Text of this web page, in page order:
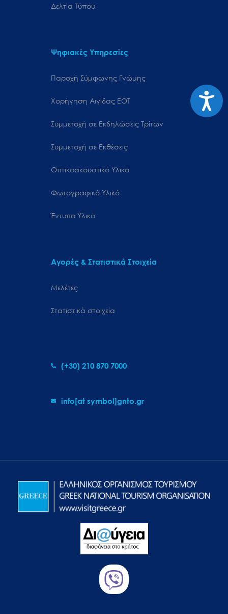
Δελτία Τύπου
Ψηφιακές Υπηρεσίες
Παροχή Σύμφωνης Γνώμης
Χορήγηση Αιγίδας ΕΟΤ
Συμμετοχή σε Εκδηλώσεις Τρίτων
Συμμετοχή σε Εκθέσεις
Οπτικοακουστικό Υλικό
Φωτογραφικό Υλικό
Έντυπο Υλικό
Αγορές & Στατιστικά Στοιχεία
Μελέτες
Στατιστικά στοιχεία
(+30) 210 870 7000
info[at symbol]gnto.gr